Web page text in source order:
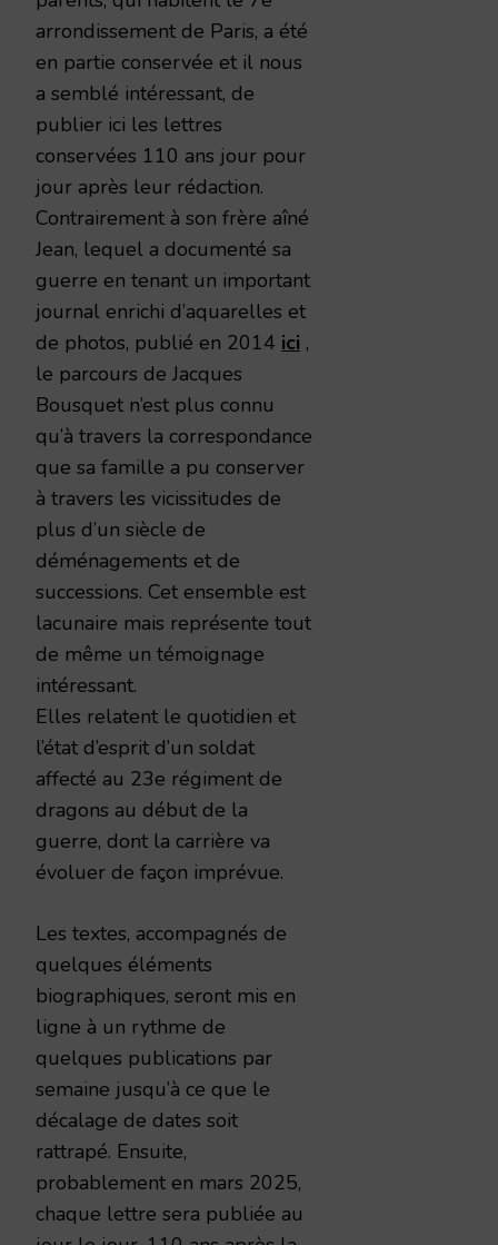
arrondissement de Paris, a été
en partie conservée et il nous
a semblé intéressant, de
publier ici les lettres
conservées 110 ans jour pour
jour après leur rédaction.
Contrairement à son frère aîné
Jean, lequel a documenté sa
guerre en tenant un important
journal enrichi d’aquarelles et
de photos, publié en 2014 ici ,
le parcours de Jacques
Bousquet n’est plus connu
qu’à travers la correspondance
que sa famille a pu conserver
à travers les vicissitudes de
plus d’un siècle de
déménagements et de
successions. Cet ensemble est
lacunaire mais représente tout
de même un témoignage
intéressant.
Elles relatent le quotidien et
l’état d’esprit d’un soldat
affecté au 23e régiment de
dragons au début de la
guerre, dont la carrière va
évoluer de façon imprévue.
Les textes, accompagnés de
quelques éléments
biographiques, seront mis en
ligne à un rythme de
quelques publications par
semaine jusqu’à ce que le
décalage de dates soit
rattrapé. Ensuite,
probablement en mars 2025,
chaque lettre sera publiée au